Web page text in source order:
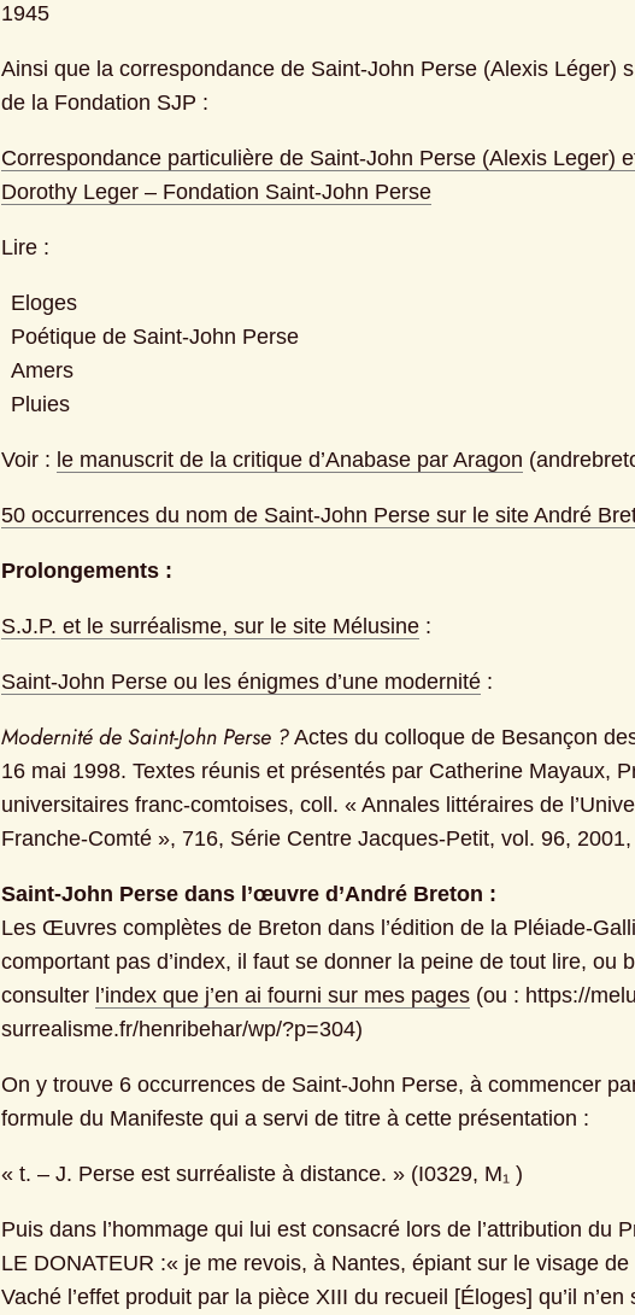
1945
Ainsi que la correspondance de Saint-John Perse (Alexis Léger)
de la Fondation SJP :
Correspondance particulière de Saint-John Perse (Alexis Leger)
Dorothy Leger – Fondation Saint-John Perse
Lire :
Eloges
Poétique de Saint-John Perse
Amers
Pluies
Voir : le manuscrit de la critique d’Anabase par Aragon
50 occurrences du nom de Saint-John Perse sur le site André
Prolongements :
S.J.P. et le surréalisme, sur le site Mélusine :
Saint-John Perse ou les énigmes d’une modernité :
Modernité de Saint-John Perse ? Actes du colloque de Besançon
16 mai 1998. Textes réunis et présentés par Catherine Mayaux,
universitaires franc‑comtoises, coll. « Annales littéraires de
Franche‑Comté », 716, Série Centre Jacques‑Petit, vol. 96,
Saint-John Perse dans l’œuvre d’André Breton :
Les Œuvres complètes de Breton dans l’édition de la Pléiade-
comportant pas d’index, il faut se donner la peine de tout lire, ou
consulter l’index que j’en ai fourni sur mes pages (ou : https://
surrealisme.fr/henribehar/wp/?p=304)
On y trouve 6 occurrences de Saint-John Perse, à commencer
formule du Manifeste qui a servi de titre à cette présentation :
« t. – J. Perse est surréaliste à distance. » (I0329, M₁ )
Puis dans l’hommage qui lui est consacré lors de l’attribution du
LE DONATEUR :« je me revois, à Nantes, épiant sur le visage de
Vaché l’effet produit par la pièce XIII du recueil [Éloges] qu’il n’en